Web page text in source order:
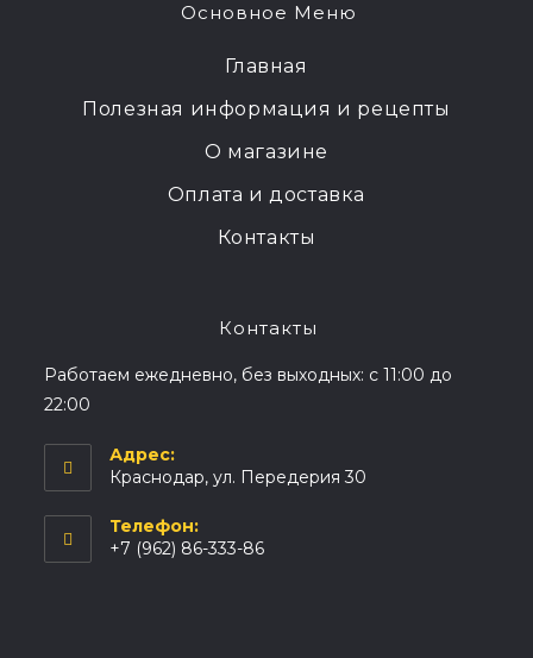
Основное Меню
Главная
Полезная информация и рецепты
О магазине
Оплата и доставка
Контакты
Контакты
Работаем ежедневно, без выходных: с 11:00 до
22:00
Адрес:
Краснодар, ул. Передерия 30
Телефон:
+7 (962) 86-333-86